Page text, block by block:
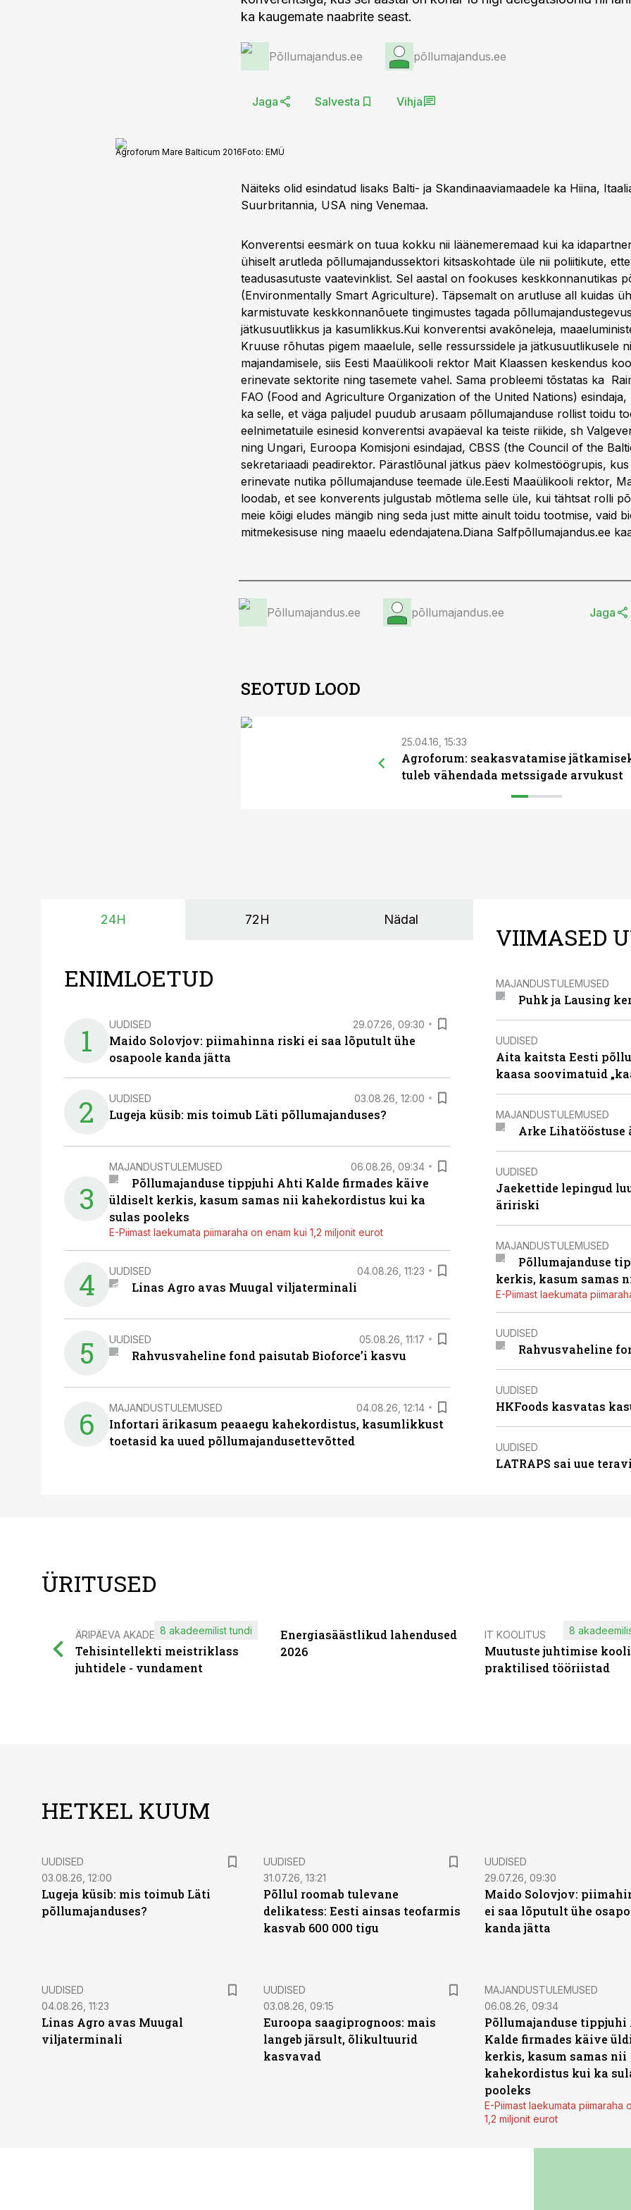
ka kaugemate naabrite seast.
Põllumajandus.ee põllumajandus.ee
Jaga Salvesta Vihja
Agroforum Mare Balticum 2016Foto: EMÜ
Näiteks olid esindatud lisaks Balti- ja Skandinaaviamaadele ka Hiina,
Suurbritannia, USA ning Venemaa.
Konverentsi eesmärk on tuua kokku nii läänemeremaad kui ka
ühiselt arutleda põllumajandussektori kitsaskohtade üle nii poliitikute,
teadusasutuste vaatevinklist. Sel aastal on fookuses keskkonnanutikas
(Environmentally Smart Agriculture). Täpsemalt on arutluse all kuidas
karmistuvate keskkonnanõuete tingimustes tagada
jätkusuutlikkus ja kasumlikkus.Kui konverentsi avakõneleja,
Kruuse rõhutas pigem maaelule, selle ressurssidele ja jätkusuutlikusele
majandamisele, siis Eesti Maaülikooli rektor Mait Klaassen keskendus
erinevate sektorite ning tasemete vahel. Sama probleemi tõstatas ka
FAO (Food and Agriculture Organization of the United Nations) esindaja,
ka selle, et väga paljudel puudub arusaam põllumajanduse rollist toidu
eelnimetatuile esinesid konverentsi avapäeval ka teiste riikide, sh
ning Ungari, Euroopa Komisjoni esindajad, CBSS (the Council of the
sekretariaadi peadirektor. Pärastlõunal jätkus päev kolmestöögrupis,
erinevate nutika põllumajanduse teemade üle.Eesti Maaülikooli rektor,
loodab, et see konverents julgustab mõtlema selle üle, kui tähtsat rolli
meie kõigi eludes mängib ning seda just mitte ainult toidu tootmise, vaid
mitmekesisuse ning maaelu edendajatena.Diana Salfpõllumajandus.ee
Põllumajandus.ee põllumajandus.ee Jaga
SEOTUD LOOD
25.04.16, 15:33
Agroforum: seakasvatamise
tuleb vähendada metssigade arvukust
24H 72H Nädal
ENIMLOETUD
1 UUDISED 29.07.26, 09:30
Maido Solovjov: piimahinna riski ei saa lõputult ühe
osapoole kanda jätta
2 UUDISED 03.08.26, 12:00
Lugeja küsib: mis toimub Läti põllumajanduses?
3
MAJANDUSTULEMUSED 06.08.26, 09:34
Põllumajanduse tippjuhi Ahti Kalde firmades käive
üldiselt kerkis, kasum samas nii kahekordistus kui ka
sulas pooleks
E-Piimast laekumata piimaraha on enam kui 1,2 miljonit eurot
4 UUDISED 04.08.26, 11:23
Linas Agro avas Muugal viljaterminali
5 UUDISED 05.08.26, 11:17
Rahvusvaheline fond paisutab Bioforce’i kasvu
6 MAJANDUSTULEMUSED 04.08.26, 12:14
Infortari ärikasum peaaegu kahekordistus, kasumlikkust
toetasid ka uued põllumajandusettevõtted
VIIMASED
MAJANDUSTULEMUSED
Puhk ja Lausing
UUDISED
Aita kaitsta Eesti
kaasa soovimatuid
MAJANDUSTULEMUSED
Arke Lihatööstuse
UUDISED
Jaekettide lepingud
äririski
MAJANDUSTULEMUSED
Põllumajanduse
kerkis, kasum samas
E-Piimast laekumata
UUDISED
Rahvusvaheline
UUDISED
HKFoods kasvatas
UUDISED
LATRAPS sai uue
ÜRITUSED
ÄRIPÄEVA AKADEEMIA
Tehisintellekti meistriklass
juhtidele - vundament
8 akadeemilist tundi
Energiasäästlikud lahendused
2026
IT KOOLITUS
Muutuste juhtimise
praktilised tööriistad
8
HETKEL KUUM
UUDISED
03.08.26, 12:00
Lugeja küsib: mis toimub Läti
põllumajanduses?
UUDISED
31.07.26, 13:21
Põllul roomab tulevane
delikatess: Eesti ainsas teofarmis
kasvab 600 000 tigu
UUDISED
29.07.26, 09:30
Maido Solovjov:
ei saa lõputult ühe
kanda jätta
UUDISED
04.08.26, 11:23
Linas Agro avas Muugal
viljaterminali
UUDISED
03.08.26, 09:15
Euroopa saagiprognoos: mais
langeb järsult, õlikultuurid
kasvavad
MAJANDUSTULEMUSED
06.08.26, 09:34
Põllumajanduse tippjuhi
Kalde firmades käive
kerkis, kasum samas nii
kahekordistus kui ka
pooleks
E-Piimast laekumata piimaraha
1,2 miljonit eurot